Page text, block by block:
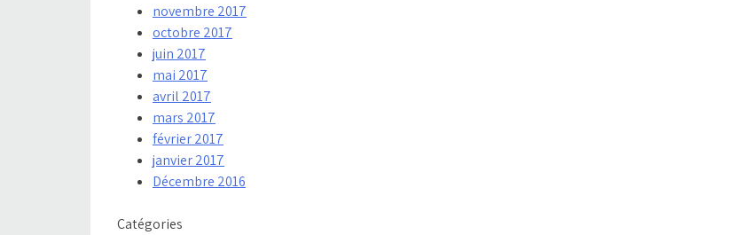
novembre 2017
octobre 2017
juin 2017
mai 2017
avril 2017
mars 2017
février 2017
janvier 2017
Décembre 2016
Catégories